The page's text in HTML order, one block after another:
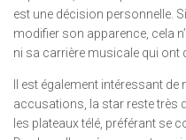
est une décision personnelle.
modifier son apparence, cela
ni sa carrière musicale qui ont
Il est également intéressant
accusations, la star reste très
les plateaux télé, préférant se